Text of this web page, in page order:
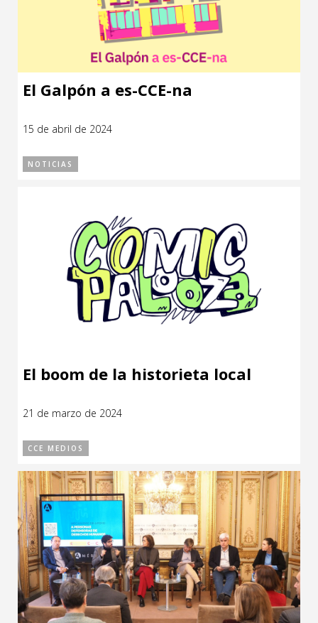
El Galpón a es-CCE-na
15 de abril de 2024
NOTICIAS
El boom de la historieta local
21 de marzo de 2024
CCE MEDIOS